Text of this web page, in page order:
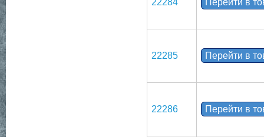
22284 Перейти в
22285 Перейти в
22286 Перейти в